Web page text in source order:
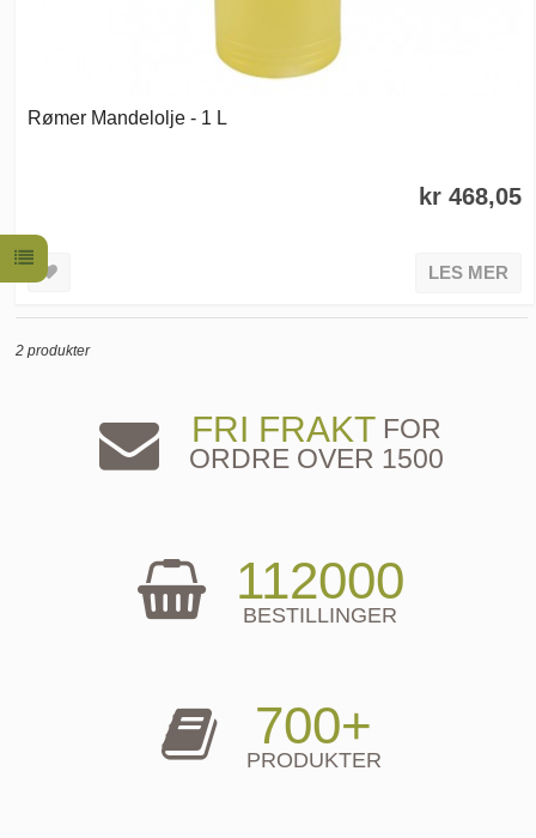
Rømer Mandelolje - 1 L
kr 468,05
LES MER
2 produkter
FRI FRAKTFOR
ORDRE OVER 1500
112000
BESTILLINGER
700+
PRODUKTER